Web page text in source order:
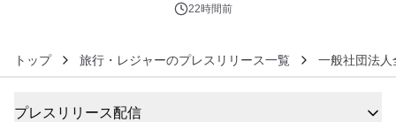
るパッケージ～ 9月1日(火)秋田県内で
22時間前
トップ 旅行・レジャーのプレスリリース一覧 一般社団法
プレスリリース配信